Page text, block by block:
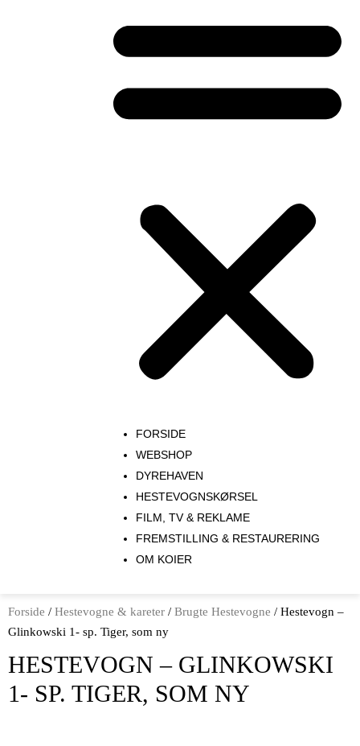
FORSIDE
WEBSHOP
DYREHAVEN
HESTEVOGNSKØRSEL
FILM, TV & REKLAME
FREMSTILLING & RESTAURERING​
OM KOIER
Forside / Hestevogne & kareter / Brugte Hestevogne / Hestevogn –
Glinkowski 1- sp. Tiger, som ny
HESTEVOGN – GLINKOWSKI
1- SP. TIGER, SOM NY